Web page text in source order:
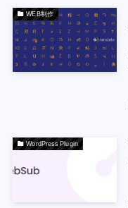
WEB制作
WordPress Plugin